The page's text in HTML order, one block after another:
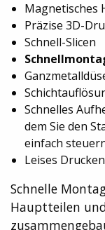
Magnetisches
Präzise 3D-
Schnell-Slicen
Schnelles
dem Sie den
einfach
Leises
Schnelle
Hauptteilen